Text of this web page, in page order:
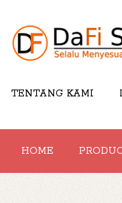
TENTANG KAMI
HOME